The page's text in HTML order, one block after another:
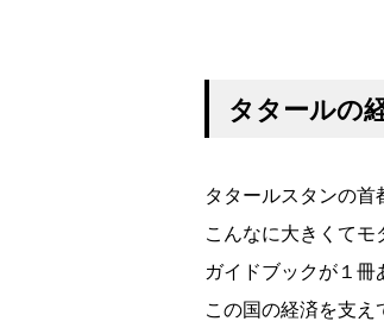
タタールの
タタールスタンの首
こんなに大きくてモ
ガイドブックが１冊
この国の経済を支